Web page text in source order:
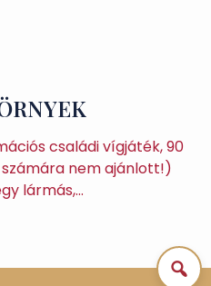
családi vígjáték, 90
számára nem ajánlott!)
lármás,…